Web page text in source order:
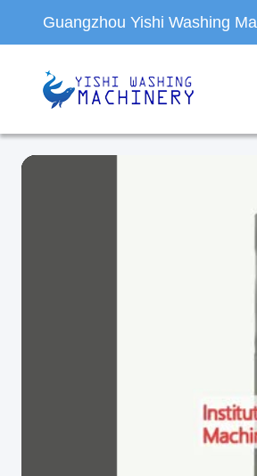
Guangzhou Yishi Washing